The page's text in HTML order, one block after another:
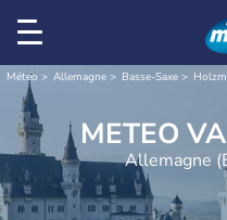
Météo Allemagne Basse-Saxe
Allemagne